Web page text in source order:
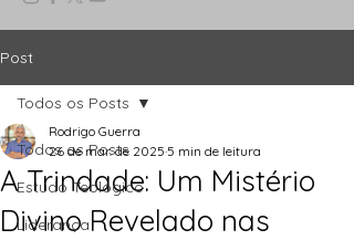
Post
Todos os Posts
Estudo Teológico
Liderança
Todos os Posts
A Trindade: Um Mistério
Divino Revelado nas
Rodrigo Guerra
26 de mar. de 2025 5 min de leitura